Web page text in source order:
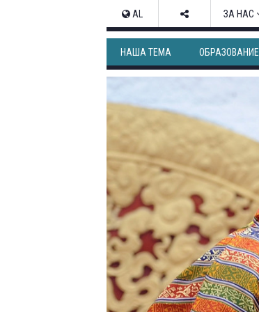
AL ЗА НАС
НАША ТЕМА ОБРАЗОВАНИЕ